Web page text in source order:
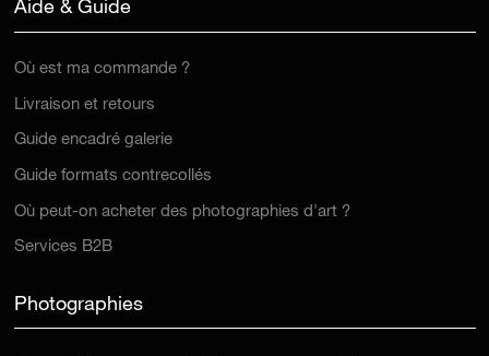
Aide & Guide
Où est ma commande ?
Livraison et retours
Guide encadré galerie
Guide formats contrecollés
Où peut-on acheter des photographies d'art ?
Services B2B
Photographies